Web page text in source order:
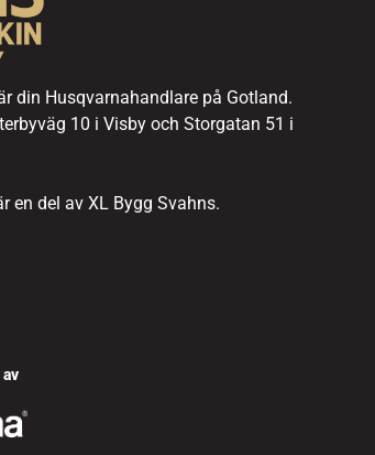
din Husqvarnahandlare på Gotland.
10 i Visby och Storgatan 51 i
en del av XL Bygg Svahns.